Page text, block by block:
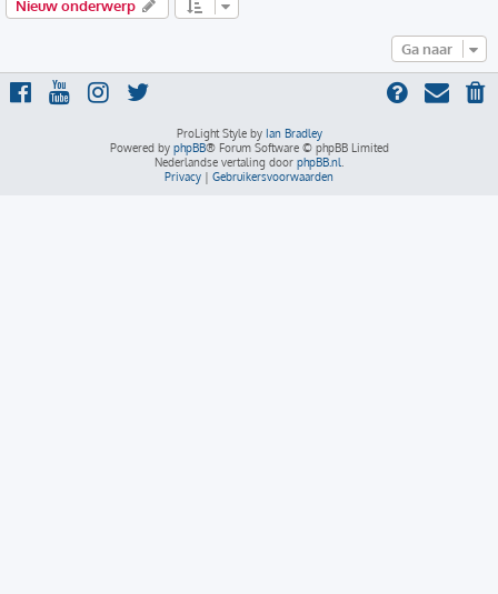
Nieuw onderwerp
Ga naar
ProLight Style by Ian Bradley
Powered by phpBB® Forum Software © phpBB Limited
Nederlandse vertaling door phpBB.nl
Privacy | Gebruikersvoorwaarden